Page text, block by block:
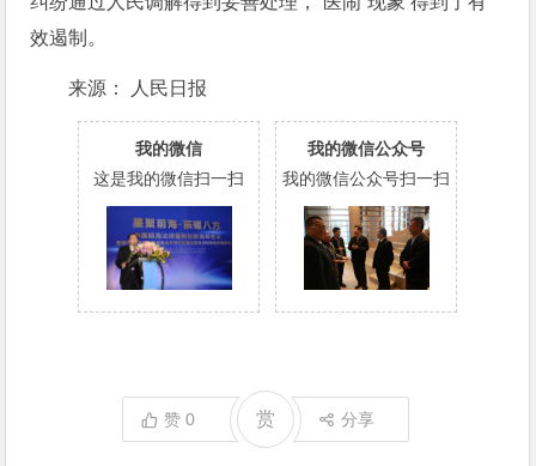
效遏制。
来源： 人民日报
我的微信
这是我的微信扫一扫
我的微信公众号
我的微信公众号扫一扫
赞0 赏 分享